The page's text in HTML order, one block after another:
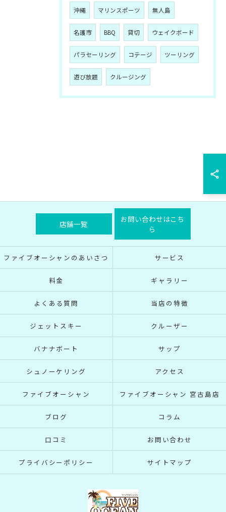
沖縄 マリンスポーツ 無人島
名護市 BBQ 貸切 ウェイクボード
パラセーリング コテージ ツーリング
遊び放題 クルージング
店舗一覧
お問い合わせはこち
ら
ファイブオーシャンのあいさつ サービス
料金 ギャラリー
よくある質問 当店の特徴
ジェットスキー クルーザー
バナナボート サップ
シュノーケリング アクセス
ファイブオーシャン ファイブオーシャン 宮古島店
ブログ コラム
口コミ お問い合わせ
プライバシーポリシー サイトマップ